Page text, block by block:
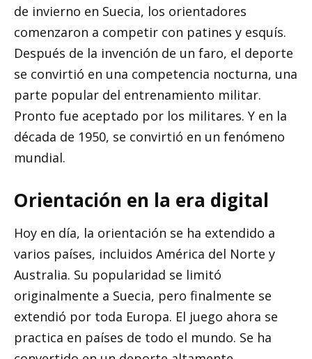
de invierno en Suecia, los orientadores
comenzaron a competir con patines y esquís.
Después de la invención de un faro, el deporte
se convirtió en una competencia nocturna, una
parte popular del entrenamiento militar.
Pronto fue aceptado por los militares. Y en la
década de 1950, se convirtió en un fenómeno
mundial.
Orientación en la era digital
Hoy en día, la orientación se ha extendido a
varios países, incluidos América del Norte y
Australia. Su popularidad se limitó
originalmente a Suecia, pero finalmente se
extendió por toda Europa. El juego ahora se
practica en países de todo el mundo. Se ha